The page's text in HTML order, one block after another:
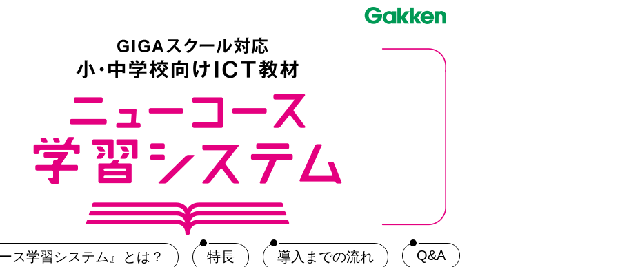
ス学習システム』とは？ 特長 導入までの流れ Q&A